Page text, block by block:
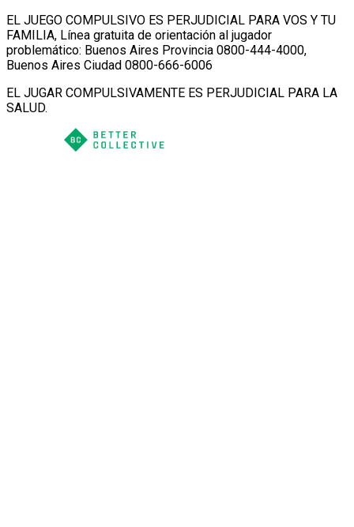
EL JUEGO COMPULSIVO ES PERJUDICIAL PARA VOS Y TU
FAMILIA, Línea gratuita de orientación al jugador
problemático: Buenos Aires Provincia 0800-444-4000,
Buenos Aires Ciudad 0800-666-6006
EL JUGAR COMPULSIVAMENTE ES PERJUDICIAL PARA LA
SALUD.